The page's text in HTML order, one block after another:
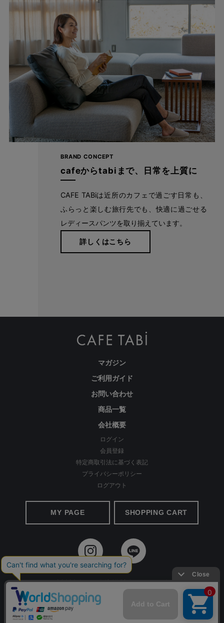
深めの股上にしたことで、しゃがんでも背中が出にくくなってお
り、また腰回りもスッキリ見えるようにしました。
高い位置につけたヒップの飾りポケットで、ヒップアップ効果と
スッキリ見えを両立。 トップスをインしても後ろ姿に自信が持て
BRAND CONCEPT
cafeからtabiまで、日常を上質に
CAFE TABiは近所のカフェで過ごす日常も、
ふらっと楽しむ旅行先でも、快適に過ごせる
レディースパンツを取り揃えています。
詳しくはこちら
マガジン
ご利用ガイド
お問い合わせ
商品一覧
会社概要
ログイン
会員登録
特定商取引法に基づく表記
プライバシーポリシー
ログアウト
MY PAGE SHOPPING CART
©2020 Apparel Ai All Rights reserved.